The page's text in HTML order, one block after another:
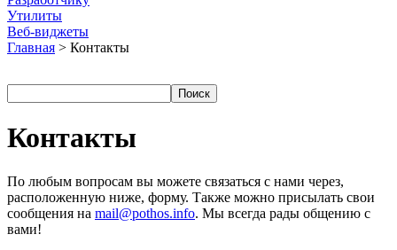
Утилиты
Веб-виджеты
Главная > Контакты
Контакты
По любым вопросам вы можете связаться с нами через,
расположенную ниже, форму. Также можно присылать свои
сообщения на mail@pothos.info. Мы всегда рады общению с
вами!